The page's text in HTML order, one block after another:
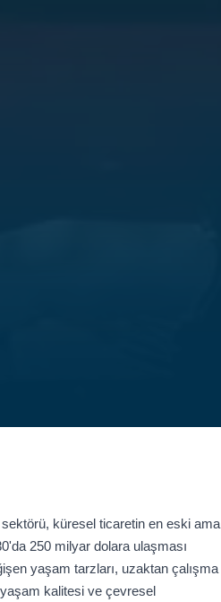
küresel ticaretin en eski ama
250 milyar dolara ulaşması
yaşam tarzları, uzaktan çalışma
kalitesi ve çevresel